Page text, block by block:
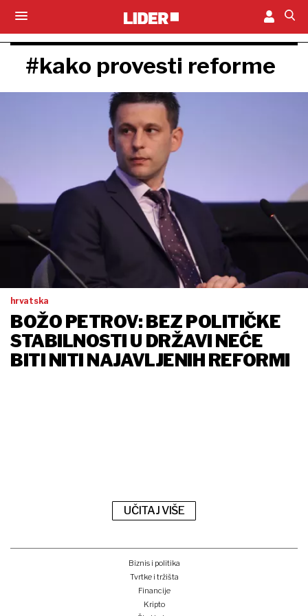
#kako provesti reforme
hrvatska
BOŽO PETROV: BEZ POLITIČKE
STABILNOSTI U DRŽAVI NEĆE
BITI NITI NAJAVLJENIH REFORMI
UČITAJ VIŠE
Biznis i politika
Tvrtke i tržišta
Financije
Kripto